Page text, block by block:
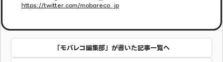
https://twitter.com/mobareco_jp
「モバレコ編集部」が書いた記事一覧へ